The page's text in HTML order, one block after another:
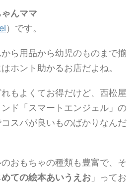
ゃんママ
）です。
ら用品から幼児のものまで揃
ホント助かるお店だよね。
もよくてお得だけど、西松屋
ド「スマートエンジェル」の
スパが良いものばかりなんだ
おもちゃの種類も豊富で、そ
ての絵本あいうえお 」ってお